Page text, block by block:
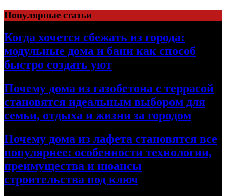
Перейти
к
содержимому
Популярные статьи
Когда хочется сбежать из города:
модульные дома и бани как способ
быстро создать уют
Почему дома из газобетона с террасой
становятся идеальным выбором для
семьи, отдыха и жизни за городом
Почему дома из лафета становятся все
популярнее: особенности технологии,
преимущества и нюансы
строительства под ключ